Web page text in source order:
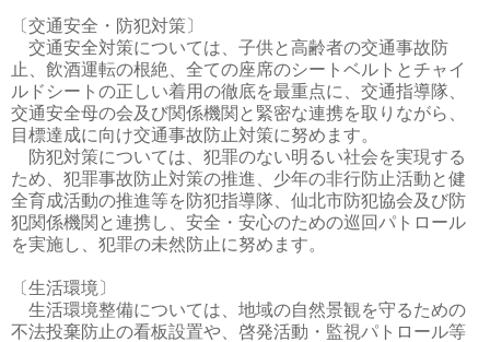
〔交通安全・防犯対策〕
交通安全対策については、子供と高齢者の交通事故防
止、飲酒運転の根絶、全ての座席のシートベルトとチャイ
ルドシートの正しい着用の徹底を最重点に、交通指導隊、
交通安全母の会及び関係機関と緊密な連携を取りながら、
目標達成に向け交通事故防止対策に努めます。
防犯対策については、犯罪のない明るい社会を実現する
ため、犯罪事故防止対策の推進、少年の非行防止活動と健
全育成活動の推進等を防犯指導隊、仙北市防犯協会及び防
犯関係機関と連携し、安全・安心のための巡回パトロール
を実施し、犯罪の未然防止に努めます。
〔生活環境〕
生活環境整備については、地域の自然景観を守るための
不法投棄防止の看板設置や、啓発活動・監視パトロール等